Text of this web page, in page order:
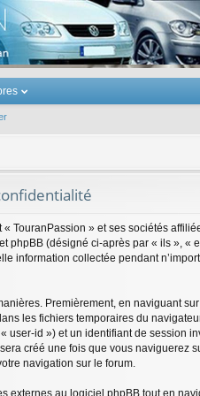
Touran
TouranPassion » et ses sociétés
phpBB (désigné ci-après par « ils »,
information collectée pendant
Premièrement, en naviguant
les fichiers temporaires du
user-id ») et un identifiant de session
créé une fois que vous naviguerez
navigation sur le forum.